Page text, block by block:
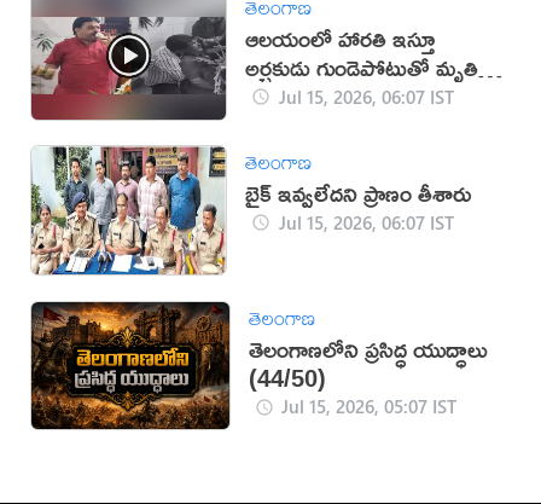
ఆలయంలో హారతి ఇస్తూ
అర్చకుడు గుండెపోటుతో మృతి
(వీడియో)
Jul 15, 2026, 06:07 IST
తెలంగాణ
బైక్ ఇవ్వలేదని ప్రాణం తీశారు
Jul 15, 2026, 06:07 IST
తెలంగాణ
తెలంగాణలోని ప్రసిద్ధ యుద్ధాలు
(44/50)
Jul 15, 2026, 05:07 IST